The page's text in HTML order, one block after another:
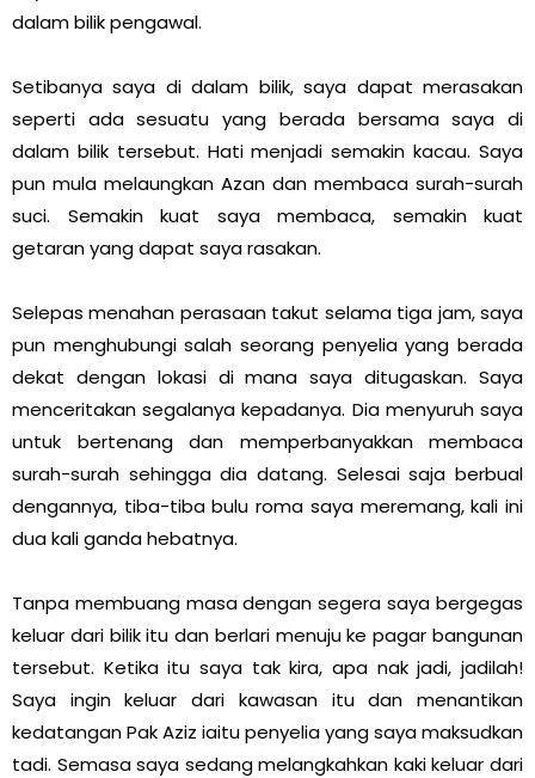
dalam bilik pengawal.
Setibanya saya di dalam bilik, saya dapat merasakan
seperti ada sesuatu yang berada bersama saya di
dalam bilik tersebut. Hati menjadi semakin kacau. Saya
pun mula melaungkan Azan dan membaca surah-surah
suci. Semakin kuat saya membaca, semakin kuat
getaran yang dapat saya rasakan.
Selepas menahan perasaan takut selama tiga jam, saya
pun menghubungi salah seorang penyelia yang berada
dekat dengan lokasi di mana saya ditugaskan. Saya
menceritakan segalanya kepadanya. Dia menyuruh saya
untuk bertenang dan memperbanyakkan membaca
surah-surah sehingga dia datang. Selesai saja berbual
dengannya, tiba-tiba bulu roma saya meremang, kali ini
dua kali ganda hebatnya.
Tanpa membuang masa dengan segera saya bergegas
keluar dari bilik itu dan berlari menuju ke pagar bangunan
tersebut. Ketika itu saya tak kira, apa nak jadi, jadilah!
Saya ingin keluar dari kawasan itu dan menantikan
kedatangan Pak Aziz iaitu penyelia yang saya maksudkan
tadi. Semasa saya sedang melangkahkan kaki keluar dari